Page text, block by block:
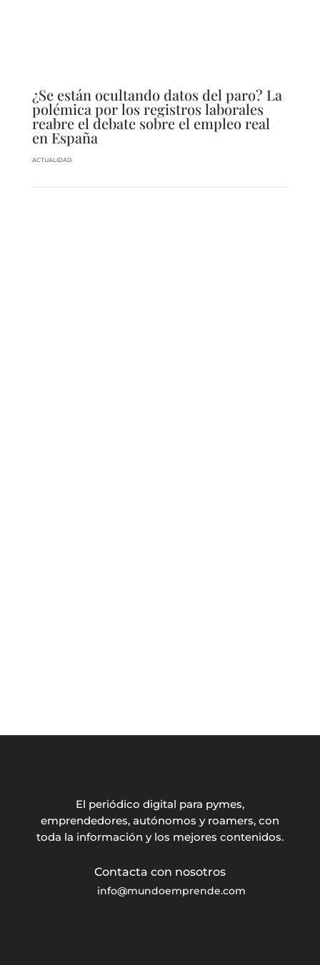
¿Se están ocultando datos del paro? La
polémica por los registros laborales
reabre el debate sobre el empleo real
en España
ACTUALIDAD
El periódico digital para pymes,
emprendedores, autónomos y roamers, con
toda la información y los mejores contenidos.
info@mundoemprende.com